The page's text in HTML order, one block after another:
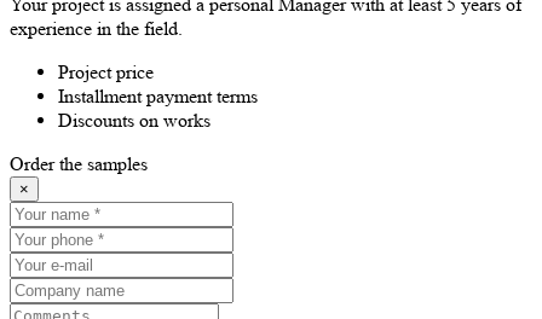
experience in the field.
Project price
Installment payment terms
Discounts on works
Order the samples
×